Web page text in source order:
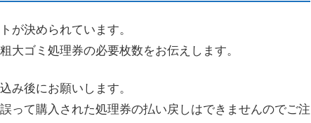
が決められています。
大ゴミ処理券の必要枚数をお伝えします。
み後にお願いします。
って購入された処理券の払い戻しはできませんのでご注